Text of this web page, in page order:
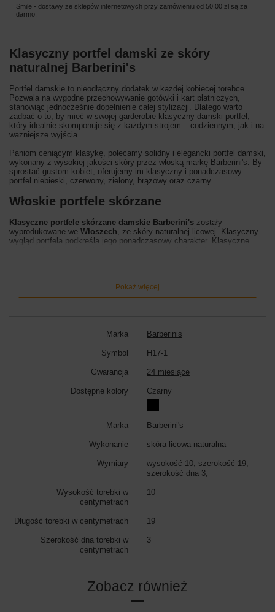
Smile - dostawy ze sklepów internetowych przy zamówieniu od 50,00 zł są za
darmo.
Klasyczny portfel damski ze skóry
naturalnej Barberini's
Portfel damskie to nieodłączny dodatek w każdej kobiecej torebce.
Pozwala na wygodne przechowywanie gotówki i kart płatniczych,
stanowiąc jednocześnie dopełnienie całej stylizacji. Dlatego warto
zadbać o to, by mieć w swojej garderobie klasyczny damski portfel,
który idealnie skomponuje się z każdym strojem – codziennym, jak i na
ważniejsze wyjścia.
Paniom ceniącym klasykę, polecamy solidny i elegancki portfel damski,
wykonany z wysokiej jakości skóry przez włoską markę Barberini's. By
sprostać gustom kobiet, oferujemy im klasyczny i ponadczasowy
portfel niebieski, czerwony, zielony, brązowy oraz czarny.
Włoskie portfele skórzane
Klasyczne portfele skórzane damskie Barberini's zostały
wyprodukowane we Włoszech , ze skóry naturalnej licowej. Klasyczny
wygląd portfela podkreśla jego ponadczasowy charakter. Klasyczne
zatrzask. Wewnątrz wyodrębniono kieszeń na monety, trzy kieszenie na
banknoty oraz dokumenty. Portfel mieści karty płatnicze oraz
czarny, czerwony, szary, granatowy, brązowy, fuksja,
Pokaż więcej
Marka Barberinis
Symbol H17-1
Gwarancja 24 miesiące
Dostępne kolory Czarny
Marka Barberini's
Wykonanie skóra licowa naturalna
Wymiary
wysokość 10, szerokość 19,
szerokość dna 3,
Wysokość torebki w
centymetrach
10
Długość torebki w centymetrach 19
Szerokość dna torebki w
centymetrach
3
Zobacz również